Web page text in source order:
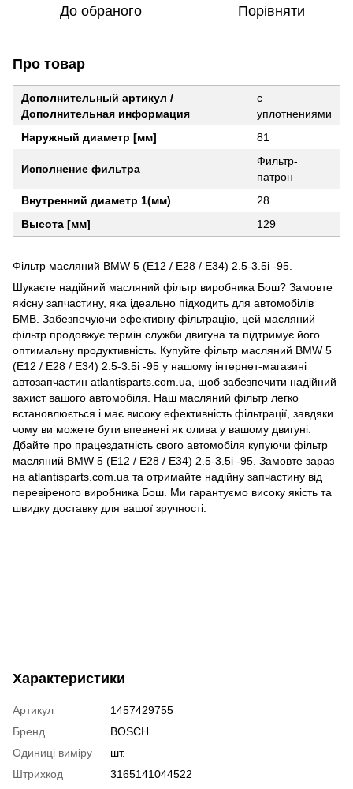
До обраного Порівняти
Про товар
Дополнительный артикул /
Дополнительная информация
с
уплотнениями
Наружный диаметр [мм]
81
Исполнение фильтра
Фильтр-
патрон
Внутренний диаметр 1(мм)
28
Высота [мм]
129
Фільтр масляний BMW 5 (E12 / E28 / E34) 2.5-3.5i -95.
Шукаєте надійний масляний фільтр виробника Бош? Замовте
якісну запчастину, яка ідеально підходить для автомобілів
БМВ. Забезпечуючи ефективну фільтрацію, цей масляний
фільтр продовжує термін служби двигуна та підтримує його
оптимальну продуктивність. Купуйте фільтр масляний BMW 5
(E12 / E28 / E34) 2.5-3.5i -95 у нашому інтернет-магазині
автозапчастин atlantisparts.com.ua, щоб забезпечити надійний
захист вашого автомобіля. Наш масляний фільтр легко
встановлюється і має високу ефективність фільтрації, завдяки
чому ви можете бути впевнені як олива у вашому двигуні.
Дбайте про працездатність свого автомобіля купуючи фільтр
масляний BMW 5 (E12 / E28 / E34) 2.5-3.5i -95. Замовте зараз
на atlantisparts.com.ua та отримайте надійну запчастину від
перевіреного виробника Бош. Ми гарантуємо високу якість та
швидку доставку для вашої зручності.
Характеристики
Артикул
1457429755
Бренд
BOSCH
Одиниці виміру
шт.
Штрихкод
3165141044522